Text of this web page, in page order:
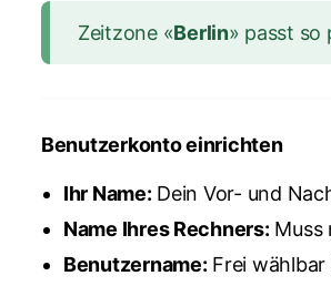
Zeitzone «Berlin» passt so
Benutzerkonto einrichten
Ihr Name: Dein Vor- und
Name Ihres Rechners: Muss
Benutzername: Frei